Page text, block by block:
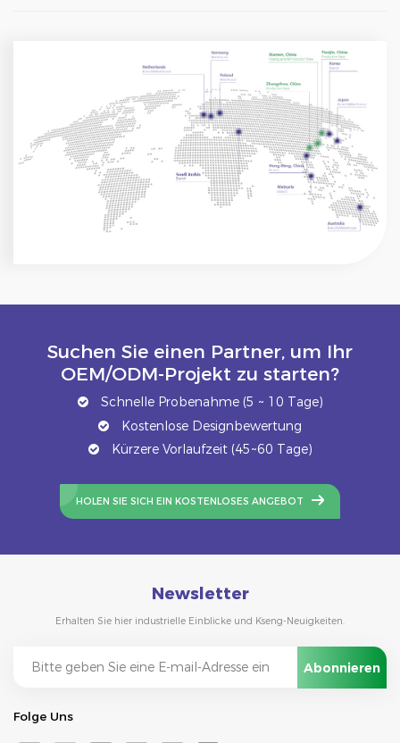
Suchen Sie einen Partner, um Ihr
OEM/ODM-Projekt zu starten?
Schnelle Probenahme (5 ~ 10 Tage)
Kostenlose Designbewertung
Kürzere Vorlaufzeit (45~60 Tage)
HOLEN SIE SICH EIN KOSTENLOSES ANGEBOT
Newsletter
Erhalten Sie hier industrielle Einblicke und Kseng-Neuigkeiten.
Folge Uns